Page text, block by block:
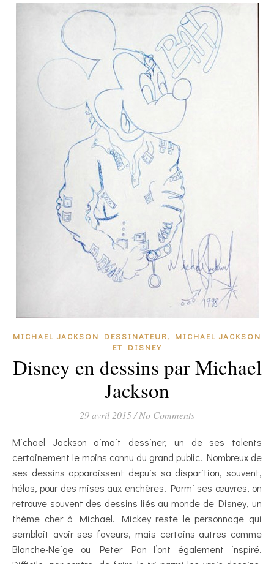
MICHAEL JACKSON DESSINATEUR, MICHAEL JACKSON
ET DISNEY
Disney en dessins par Michael
Jackson
29 avril 2015/ No Comments
Michael Jackson aimait dessiner, un de ses talents
certainement le moins connu du grand public. Nombreux de
ses dessins apparaissent depuis sa disparition, souvent,
hélas, pour des mises aux enchères. Parmi ses œuvres, on
retrouve souvent des dessins liés au monde de Disney, un
thème cher à Michael. Mickey reste le personnage qui
semblait avoir ses faveurs, mais certains autres comme
Blanche-Neige ou Peter Pan l’ont également inspiré.